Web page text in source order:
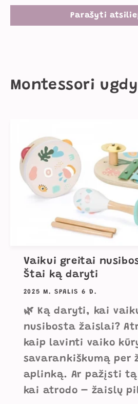
Parašyti
Montessori
Vaikui greitai
Štai ką daryti
2025 M. SPALIS 6 D.
🌿 Ką daryti, kai
nusibosta žaislai?
kaip lavinti vaiko
savarankiškumą per
aplinką. Ar pažįsti
kai atrodo – žaislų